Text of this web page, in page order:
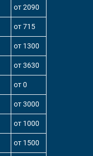
от 2090
от 715
от 1300
от 3630
от 0
от 3000
от 1000
от 1500